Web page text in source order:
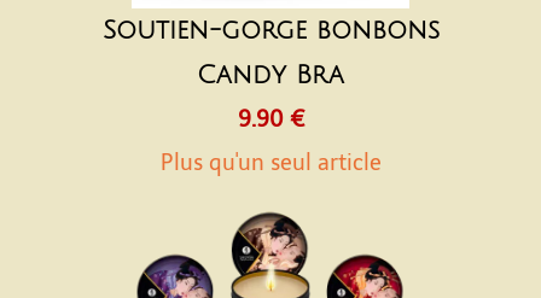
Soutien-gorge bonbons
Candy Bra
9.90 €
Plus qu'un seul article